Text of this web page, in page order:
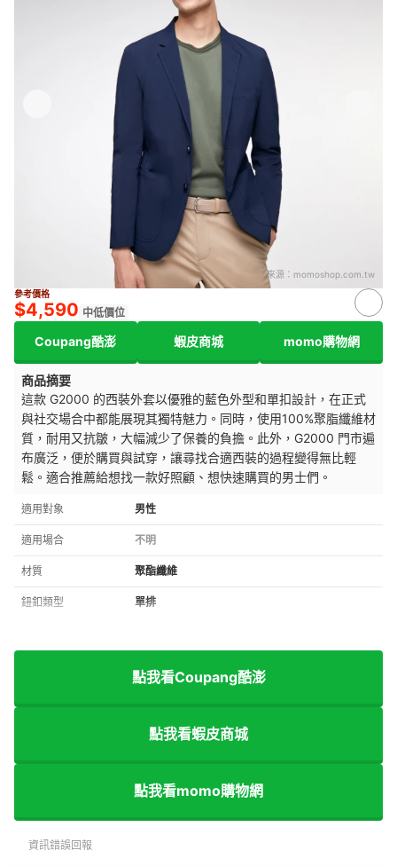
來源： momoshop.com.tw
參考價格
$4,590 中低價位
Coupang酷澎 蝦皮商城 momo購物網
商品摘要
這款 G2000 的西裝外套以優雅的藍色外型和單扣設計，在正式
與社交場合中都能展現其獨特魅力。同時，使用100%聚脂纖維材
質，耐用又抗皺，大幅減少了保養的負擔。此外，G2000 門市遍
布廣泛，便於購買與試穿，讓尋找合適西裝的過程變得無比輕
鬆。適合推薦給想找一款好照顧、想快速購買的男士們。
適用對象 男性
適用場合 不明
材質 聚酯纖維
鈕釦類型 單排
點我看Coupang酷澎
點我看蝦皮商城
點我看momo購物網
資訊錯誤回報